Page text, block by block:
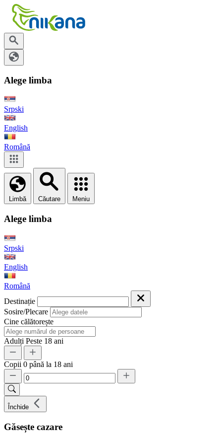
Alege limba
Srpski
English
Română
Limbă Căutare Meniu
Alege limba
Srpski
English
Română
Destinație
Sosire/Plecare
Cine călătorește
Adulți Peste 18 ani
Copii 0 până la 18 ani
Închide
Găsește cazare